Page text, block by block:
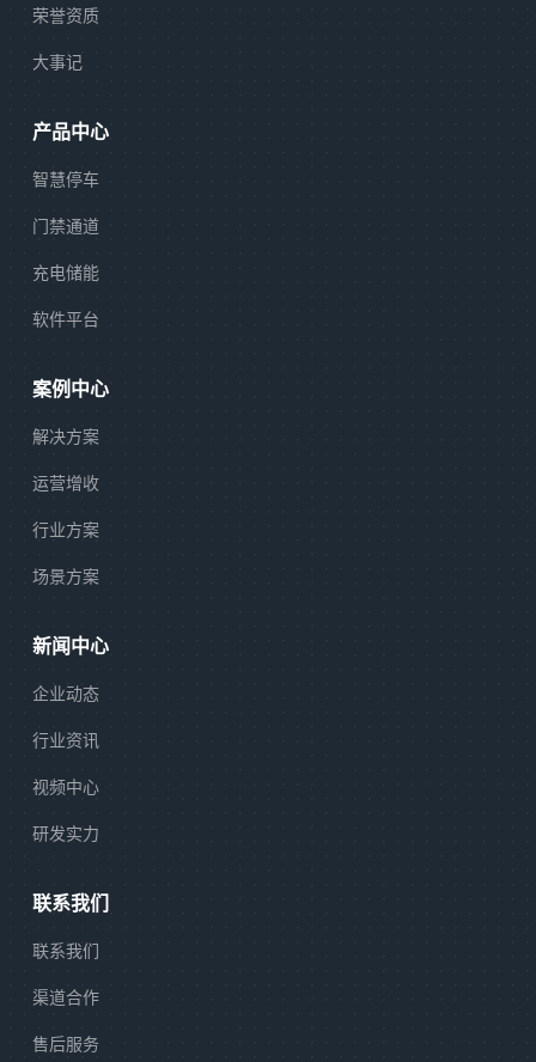
荣誉资质
大事记
产品中心
智慧停车
门禁通道
充电储能
软件平台
案例中心
解决方案
运营增收
行业方案
场景方案
新闻中心
企业动态
行业资讯
视频中心
研发实力
联系我们
联系我们
渠道合作
售后服务